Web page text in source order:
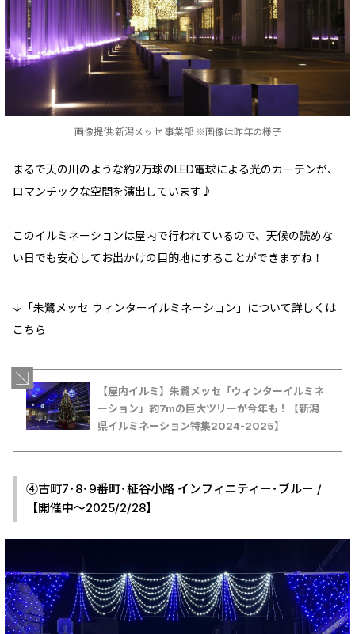
画像提供:新潟メッセ 事業部 ※画像は昨年の様子
まるで天の川のような約2万球のLED電球による光のカーテンが、
ロマンチックな空間を演出しています♪
このイルミネーションは屋内で行われているので、天候の読めな
い日でも安心してお出かけの目的地にすることができますね！
↓「朱鷺メッセ ウィンターイルミネーション」について詳しくは
こちら
【屋内イルミ】朱鷺メッセ「ウィンターイルミネ
ーション」約7mの巨大ツリーが今年も！【新潟
県イルミネーション特集2024-2025】
④古町7･8･9番町･柾谷小路 インフィニティー･ブルー /
【開催中～2025/2/28】